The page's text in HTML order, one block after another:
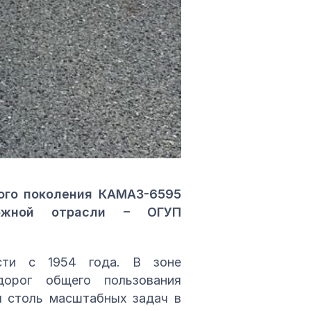
поколения КАМАЗ-6595
отрасли – ОГУП
с 1954 года. В зоне
общего пользования
столь масштабных задач в